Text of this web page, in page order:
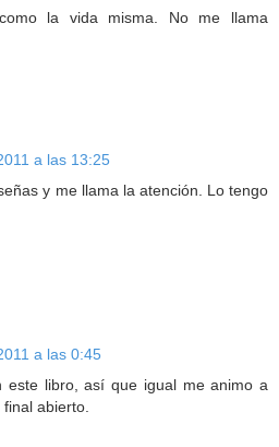
la vida misma. No me llama
a las 13:25
y me llama la atención. Lo tengo
a las 0:45
este libro, así que igual me animo a
abierto.